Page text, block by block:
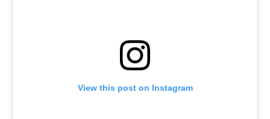
View this post on Instagram